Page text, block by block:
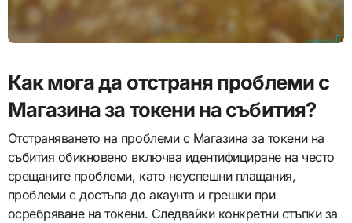
Как мога да отстраня проблеми с
Магазина за токени на събития?
Отстраняването на проблеми с Магазина за токени на
събития обикновено включва идентифициране на често
срещаните проблеми, като неуспешни плащания,
проблеми с достъпа до акаунта и грешки при
осребряване на токени. Следвайки конкретни стъпки за